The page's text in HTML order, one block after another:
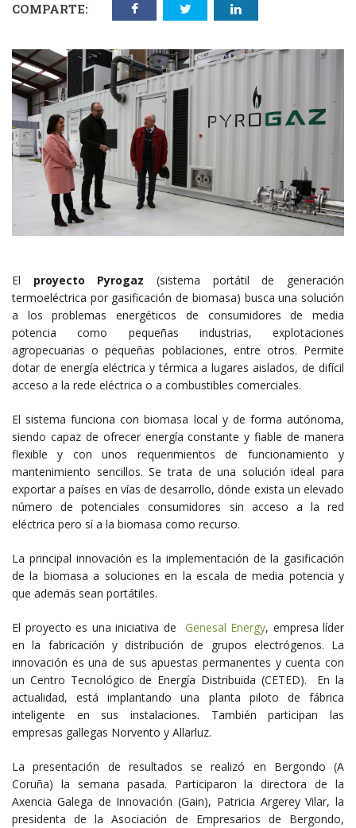
COMPARTE:
El proyecto Pyrogaz (sistema portátil de generación
termoeléctrica por gasificación de biomasa) busca una solución
a los problemas energéticos de consumidores de media
potencia como pequeñas industrias, explotaciones
agropecuarias o pequeñas poblaciones, entre otros. Permite
dotar de energía eléctrica y térmica a lugares aislados, de difícil
acceso a la rede eléctrica o a combustibles comerciales.
El sistema funciona con biomasa local y de forma autónoma,
siendo capaz de ofrecer energía constante y fiable de manera
flexible y con unos requerimientos de funcionamiento y
mantenimiento sencillos. Se trata de una solución ideal para
exportar a países en vías de desarrollo, dónde exista un elevado
número de potenciales consumidores sin acceso a la red
eléctrica pero sí a la biomasa como recurso.
La principal innovación es la implementación de la gasificación
de la biomasa a soluciones en la escala de media potencia y
que además sean portátiles.
El proyecto es una iniciativa de Genesal Energy, empresa líder
en la fabricación y distribución de grupos electrógenos. La
innovación es una de sus apuestas permanentes y cuenta con
un Centro Tecnológico de Energía Distribuida (CETED). En la
actualidad, está implantando una planta piloto de fábrica
inteligente en sus instalaciones. También participan las
empresas gallegas Norvento y Allarluz.
La presentación de resultados se realizó en Bergondo (A
Coruña) la semana pasada. Participaron la directora de la
Axencia Galega de Innovación (Gain), Patricia Argerey Vilar, la
presidenta de la Asociación de Empresarios de Bergondo,